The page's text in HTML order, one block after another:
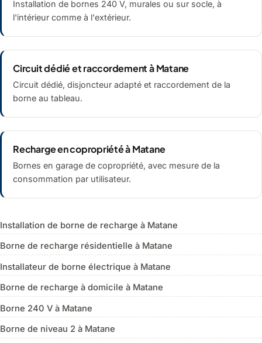
Installation de bornes 240 V, murales ou sur socle, à
l'intérieur comme à l'extérieur.
Circuit dédié et raccordement à Matane
Circuit dédié, disjoncteur adapté et raccordement de la
borne au tableau.
Recharge en copropriété à Matane
Bornes en garage de copropriété, avec mesure de la
consommation par utilisateur.
Installation de borne de recharge à Matane
Borne de recharge résidentielle à Matane
Installateur de borne électrique à Matane
Borne de recharge à domicile à Matane
Borne 240 V à Matane
Borne de niveau 2 à Matane